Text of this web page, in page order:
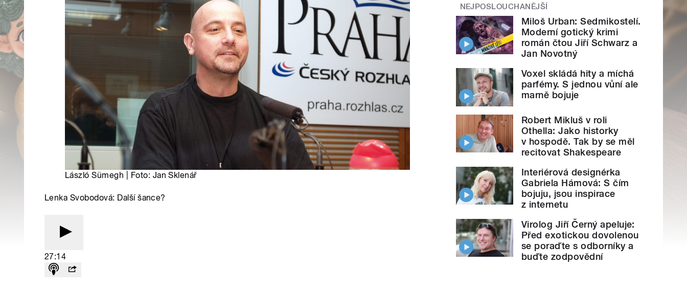
László Sümegh | Foto: Jan Sklenář
Lenka Svobodová: Další šance?
27:14
NEJPOSLOUCHANĚJŠÍ
Miloš Urban: Sedmikostelí.
Moderní gotický krimi
román čtou Jiří Schwarz a
Jan Novotný
Voxel skládá hity a míchá
parfémy. S jednou vůní ale
marně bojuje
Robert Mikluš v roli
Othella: Jako historky
v hospodě. Tak by se měl
recitovat Shakespeare
Interiérová designérka
Gabriela Hámová: S čím
bojuju, jsou inspirace
z internetu
Virolog Jiří Černý apeluje:
Před exotickou dovolenou
se poraďte s odborníky a
buďte zodpovědní